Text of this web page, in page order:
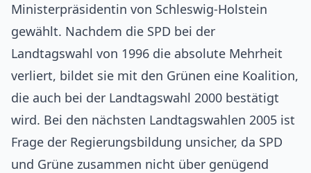
Ministerpräsidentin von Schleswig-Holstein
gewählt. Nachdem die SPD bei der
Landtagswahl von 1996 die absolute Mehrheit
verliert, bildet sie mit den Grünen eine Koalition,
die auch bei der Landtagswahl 2000 bestätigt
wird. Bei den nächsten Landtagswahlen 2005 ist
Frage der Regierungsbildung unsicher, da SPD
und Grüne zusammen nicht über genügend